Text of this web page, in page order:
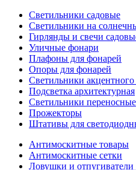
Светильники садовые
Светильники на
Гирлянды и свечи
Уличные фонари
Плафоны для фонарей
Опоры для фонарей
Светильники
Подсветка архитектурная
Светильники переносные
Прожекторы
Штативы для
Антимоскитные товары
Антимоскитные сетки
Ловушки и отпугиватели